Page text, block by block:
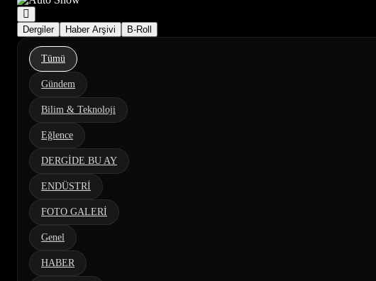
Dergiler Haber Arşivi B-Roll
Tümü
Gündem
Bilim & Teknoloji
Eğlence
DERGİDE BU AY
ENDÜSTRİ
FOTO GALERİ
Genel
HABER